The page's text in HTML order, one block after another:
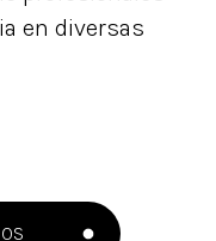
en diversas